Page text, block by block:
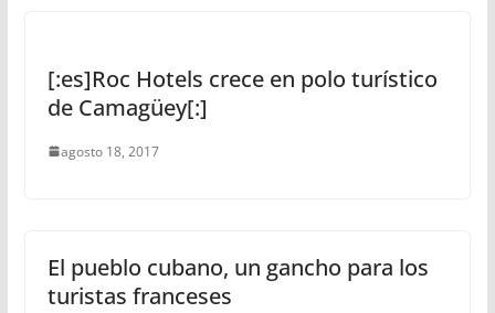
[:es]Roc Hotels crece en polo turístico
de Camagüey[:]
agosto 18, 2017
El pueblo cubano, un gancho para los
turistas franceses